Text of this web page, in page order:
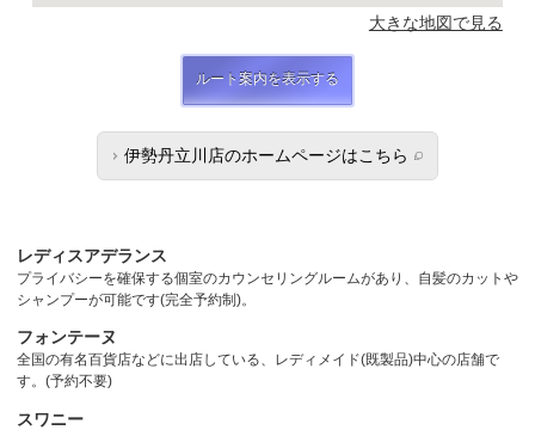
大きな地図で見る
ルート案内を表示する
伊勢丹立川店のホームページはこちら
レディスアデランス
プライバシーを確保する個室のカウンセリングルームがあり、自髪のカットや
シャンプーが可能です(完全予約制)。
フォンテーヌ
全国の有名百貨店などに出店している、レディメイド(既製品)中心の店舗で
す。(予約不要)
スワニー